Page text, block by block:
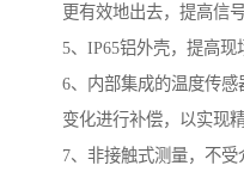
更有效地出去，提高信
5、IP65铝外壳，提高现
6、内部集成的温度传
变化进行补偿，以实现精
7、非接触式测量，不受